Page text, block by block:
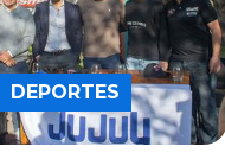
DEPORTES